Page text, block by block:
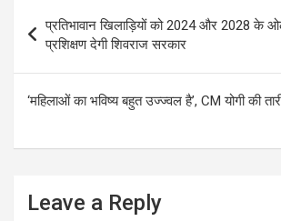
navigation
प्रतिभावान खिलाड़ियों को 2024 और 2028 के
प्रशिक्षण देगी शिवराज सरकार
‘महिलाओं का भविष्य बहुत उज्ज्वल है’, CM योगी की
Leave a Reply